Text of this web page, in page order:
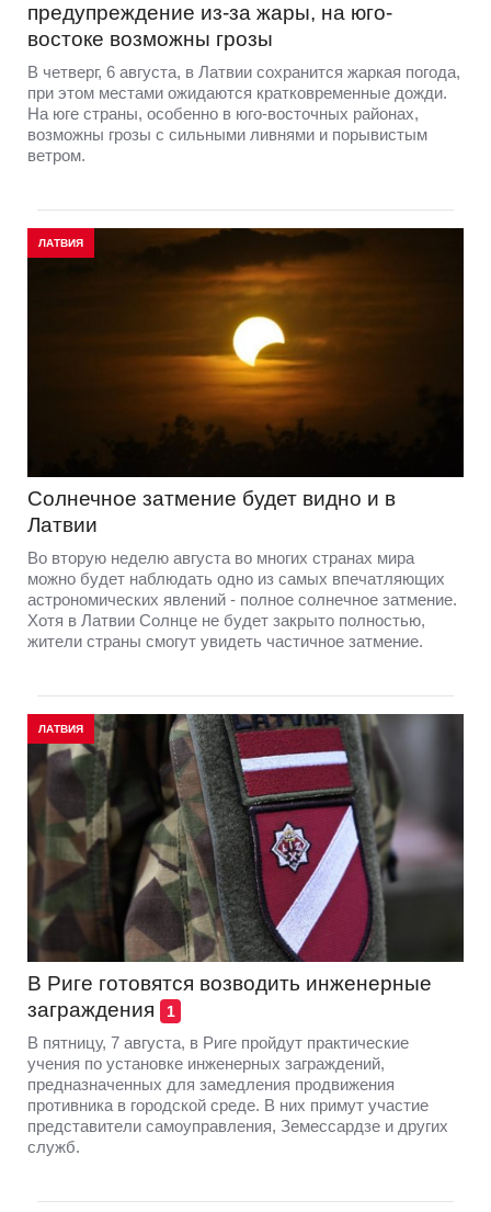
предупреждение из-за жары, на юго-
востоке возможны грозы
В четверг, 6 августа, в Латвии сохранится жаркая погода,
при этом местами ожидаются кратковременные дожди.
На юге страны, особенно в юго-восточных районах,
возможны грозы с сильными ливнями и порывистым
ветром.
ЛАТВИЯ
Солнечное затмение будет видно и в
Латвии
Во вторую неделю августа во многих странах мира
можно будет наблюдать одно из самых впечатляющих
астрономических явлений - полное солнечное затмение.
Хотя в Латвии Солнце не будет закрыто полностью,
жители страны смогут увидеть частичное затмение.
ЛАТВИЯ
В Риге готовятся возводить инженерные
заграждения
1
В пятницу, 7 августа, в Риге пройдут практические
учения по установке инженерных заграждений,
предназначенных для замедления продвижения
противника в городской среде. В них примут участие
представители самоуправления, Земессардзе и других
служб.